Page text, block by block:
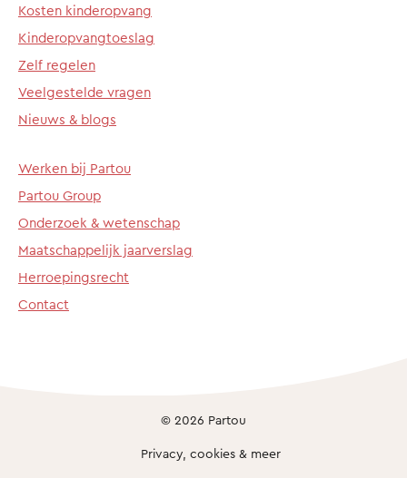
Kosten kinderopvang
Kinderopvangtoeslag
Zelf regelen
Veelgestelde vragen
Nieuws & blogs
Werken bij Partou
Partou Group
Onderzoek & wetenschap
Maatschappelijk jaarverslag
Herroepingsrecht
Contact
© 2026 Partou
Privacy, cookies & meer